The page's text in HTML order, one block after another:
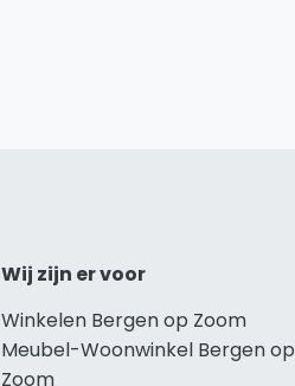
Wij zijn er voor
Winkelen Bergen op Zoom
Meubel-Woonwinkel Bergen op
Zoom